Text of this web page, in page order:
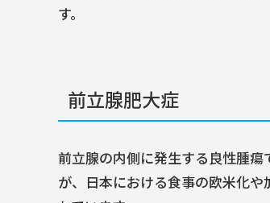
す。
前立腺肥大症
前立腺の内側に発生する良性腫
が、日本における食事の欧米化